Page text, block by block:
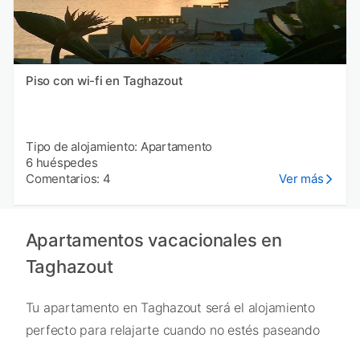
Piso con wi-fi en Taghazout
Tipo de alojamiento: Apartamento
6 huéspedes
Comentarios: 4
Ver más
Apartamentos vacacionales en
Taghazout
Tu apartamento en Taghazout será el alojamiento
perfecto para relajarte cuando no estés paseando